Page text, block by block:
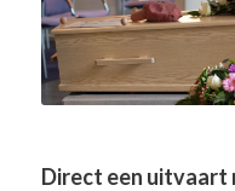
Direct een uitvaart